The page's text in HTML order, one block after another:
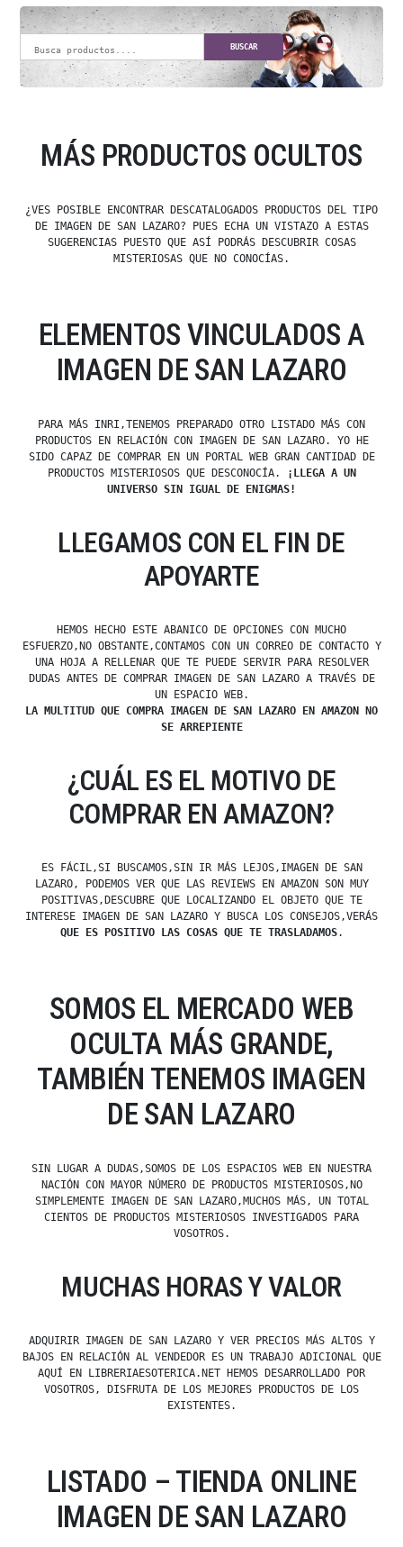
BUSCAR
MÁS PRODUCTOS OCULTOS
¿VES POSIBLE ENCONTRAR DESCATALOGADOS PRODUCTOS DEL TIPO
DE IMAGEN DE SAN LAZARO? PUES ECHA UN VISTAZO A ESTAS
SUGERENCIAS PUESTO QUE ASÍ PODRÁS DESCUBRIR COSAS
MISTERIOSAS QUE NO CONOCÍAS.
ELEMENTOS VINCULADOS A
IMAGEN DE SAN LAZARO
PARA MÁS INRI,TENEMOS PREPARADO OTRO LISTADO MÁS CON
PRODUCTOS EN RELACIÓN CON IMAGEN DE SAN LAZARO. YO HE
SIDO CAPAZ DE COMPRAR EN UN PORTAL WEB GRAN CANTIDAD DE
PRODUCTOS MISTERIOSOS QUE DESCONOCÍA.
¡LLEGA A UN
UNIVERSO SIN IGUAL DE ENIGMAS!
LLEGAMOS CON EL FIN DE
APOYARTE
HEMOS HECHO ESTE ABANICO DE OPCIONES CON MUCHO
ESFUERZO,NO OBSTANTE,CONTAMOS CON UN CORREO DE CONTACTO Y
UNA HOJA A RELLENAR QUE TE PUEDE SERVIR PARA RESOLVER
DUDAS ANTES DE COMPRAR IMAGEN DE SAN LAZARO A TRAVÉS DE
UN ESPACIO WEB.
LA MULTITUD QUE COMPRA IMAGEN DE SAN LAZARO EN AMAZON NO
SE ARREPIENTE
¿CUÁL ES EL MOTIVO DE
COMPRAR EN AMAZON?
ES FÁCIL,SI BUSCAMOS,SIN IR MÁS LEJOS,IMAGEN DE SAN
LAZARO, PODEMOS VER QUE LAS REVIEWS EN AMAZON SON MUY
POSITIVAS,DESCUBRE QUE LOCALIZANDO EL OBJETO QUE TE
INTERESE IMAGEN DE SAN LAZARO Y BUSCA LOS CONSEJOS,VERÁS
QUE ES POSITIVO LAS COSAS QUE TE TRASLADAMOS.
SOMOS EL MERCADO WEB
OCULTA MÁS GRANDE,
TAMBIÉN TENEMOS IMAGEN
DE SAN LAZARO
SIN LUGAR A DUDAS,SOMOS DE LOS ESPACIOS WEB EN NUESTRA
NACIÓN CON MAYOR NÚMERO DE PRODUCTOS MISTERIOSOS,NO
SIMPLEMENTE IMAGEN DE SAN LAZARO,MUCHOS MÁS, UN TOTAL
CIENTOS DE PRODUCTOS MISTERIOSOS INVESTIGADOS PARA
VOSOTROS.
MUCHAS HORAS Y VALOR
ADQUIRIR IMAGEN DE SAN LAZARO Y VER PRECIOS MÁS ALTOS Y
BAJOS EN RELACIÓN AL VENDEDOR ES UN TRABAJO ADICIONAL QUE
AQUÍ EN LIBRERIAESOTERICA.NET HEMOS DESARROLLADO POR
VOSOTROS, DISFRUTA DE LOS MEJORES PRODUCTOS DE LOS
EXISTENTES.
LISTADO – TIENDA ONLINE
IMAGEN DE SAN LAZARO